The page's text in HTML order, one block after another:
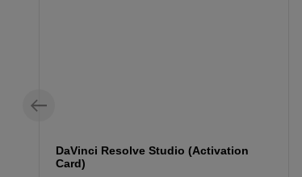
DaVinci Resolve Studio (Activation
Card)